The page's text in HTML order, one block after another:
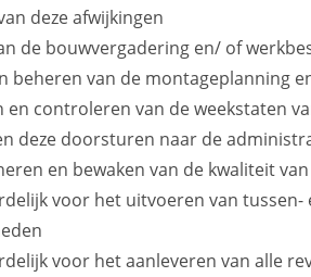
deze afwijkingen
de bouwvergadering en/ of
beheren van de montageplanning
en controleren van de weekstaten
deze doorsturen naar de
en bewaken van de kwaliteit
voor het uitvoeren van
voor het aanleveren van alle